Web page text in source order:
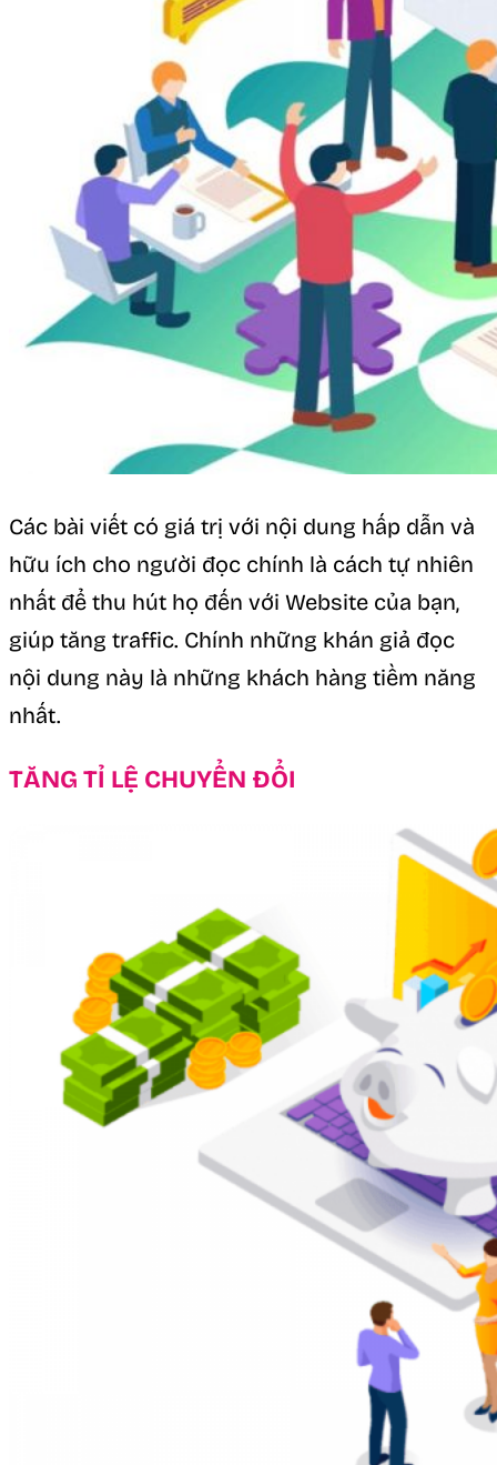
Các bài viết có giá trị với nội dung hấp dẫn và
hữu ích cho người đọc chính là cách tự nhiên
nhất để thu hút họ đến với Website của bạn,
giúp tăng traffic. Chính những khán giả đọc
nội dung này là những khách hàng tiềm năng
nhất.
TĂNG TỈ LỆ CHUYỂN ĐỔI